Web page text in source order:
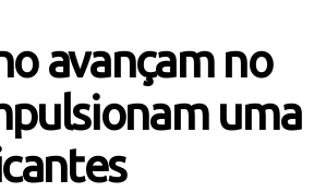
avançam no
uma